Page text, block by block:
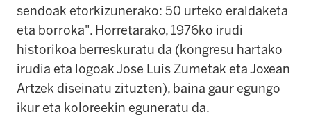
sendoak etorkizunerako: 50 urteko eraldaketa
eta borroka". Horretarako, 1976ko irudi
historikoa berreskuratu da (kongresu hartako
irudia eta logoak Jose Luis Zumetak eta Joxean
Artzek diseinatu zituzten), baina gaur egungo
ikur eta koloreekin eguneratu da.